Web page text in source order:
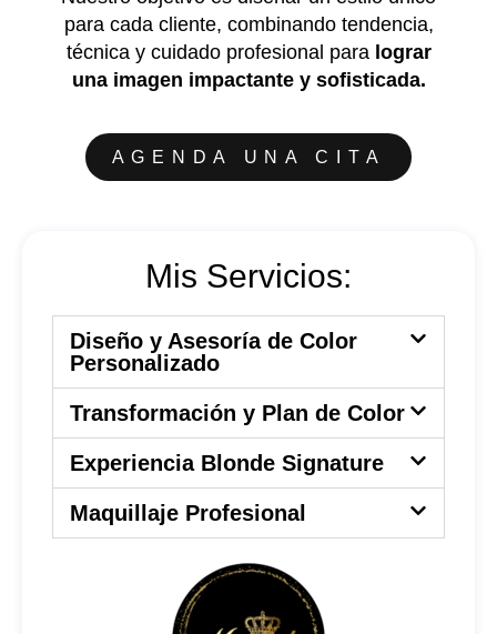
para cada cliente, combinando tendencia,
técnica y cuidado profesional para lograr
una imagen impactante y sofisticada.
AGENDA UNA CITA
Mis Servicios:
Diseño y Asesoría de Color
Personalizado
Transformación y Plan de Color
Experiencia Blonde Signature
Maquillaje Profesional